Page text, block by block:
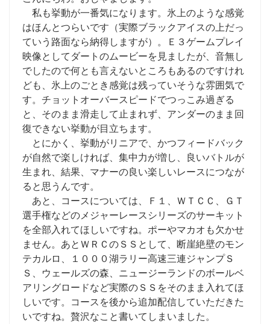
私も挙動が一番気になります。氷上のような感覚
はほんとつらいです（実際ブラックアイスの上だっ
ていう路面なら納得しますが）。Ｅ３ゲームプレイ
映像としてダートのムービーを見ましたが、音無し
でしたので何とも言えないところもあるのですけれ
ども、氷上のごとき感覚は残っていそうな雰囲気で
す。チョットオーバースピードでつっこみ過ぎる
と、そのまま滑走して止まれず、アンダーのまま回
復できない挙動が目立ちます。
とにかく、挙動がリニアで、かつフィードバック
が自然で楽しければ、集中力が増し、良いバトルが
生まれ、結果、マナーの良い楽しいレースにつなが
ると思うんです。
あと、コースについては、Ｆ１、ＷＴＣＣ、ＧＴ
選手権などのメジャーレースシリーズのサーキット
を全部入れてほしいですね。ポーやマカオも欠かせ
ません。あとＷＲＣのＳＳとして、断崖絶壁のモン
テカルロ、１０００湖ラリー高速三連ジャンプＳ
Ｓ、ウェールズの森、ニュージーランドのボールベ
アリングロードなど実際のＳＳをそのまま入れてほ
しいです。コースを後から追加配信していただきた
いですね。贅沢なこと書いてしまいました。